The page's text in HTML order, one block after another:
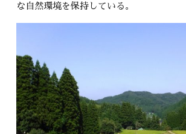
な自然環境を保持している。